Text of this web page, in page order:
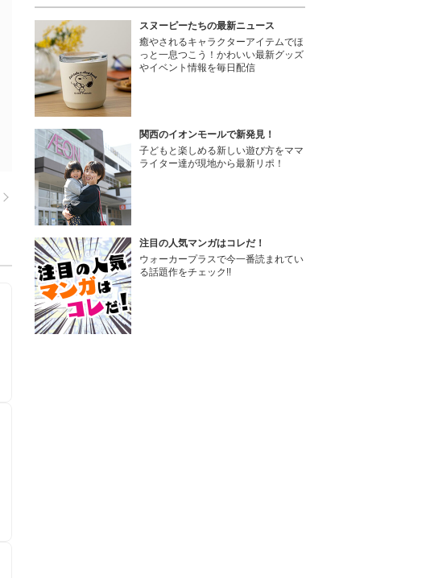
スヌーピーたちの最新ニュース
癒やされるキャラクターアイテムでほ
っと一息つこう！かわいい最新グッズ
やイベント情報を毎日配信
関西のイオンモールで新発見！
子どもと楽しめる新しい遊び方をママ
ライター達が現地から最新リポ！
注目の人気マンガはコレだ！
ウォーカープラスで今一番読まれてい
る話題作をチェック!!